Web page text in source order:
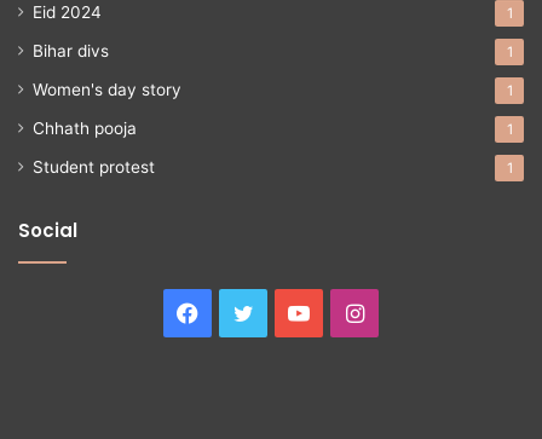
Eid 2024 1
Bihar divs 1
Women's day story 1
Chhath pooja 1
Student protest 1
Social
Facebook
Twitter YouTubeInstagram